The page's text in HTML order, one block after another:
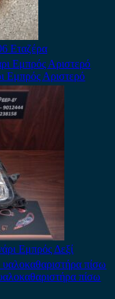
Εταζέρα
Εμπρός Αριστερό
Εμπρός Δεξί
πίσω